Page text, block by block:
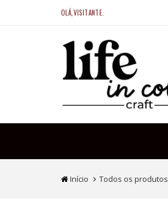
OLÁ,VISITANTE.
Início Todos os produtos